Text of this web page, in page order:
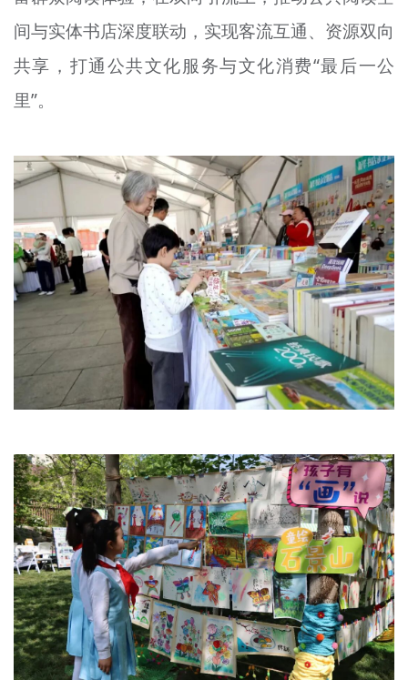
间与实体书店深度联动，实现客流互通、资源双向
共享，打通公共文化服务与文化消费“最后一公
里”。